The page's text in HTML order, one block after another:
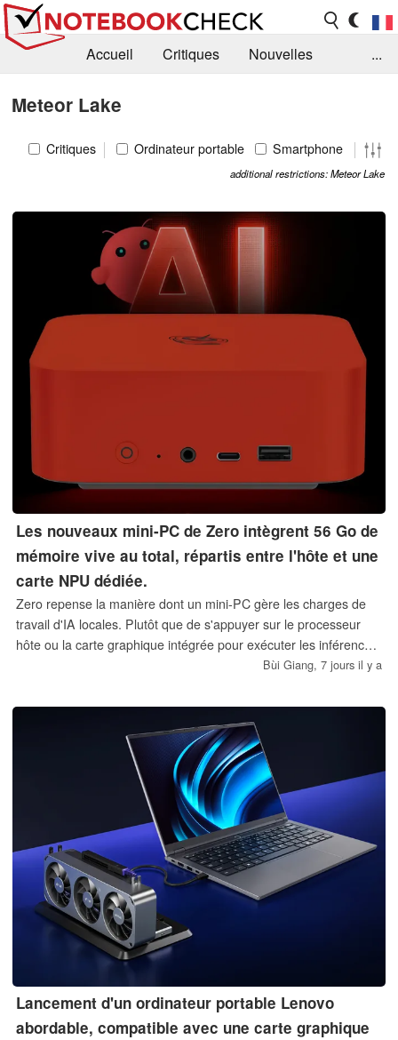
Accueil Critiques
Nouvelles
...
Meteor Lake
Critiques Ordinateur portable Smartphone
additional restrictions: Meteor Lake
Les nouveaux mini-PC de Zero intègrent 56 Go de
mémoire vive au total, répartis entre l'hôte et une
carte NPU dédiée.
Zero repense la manière dont un mini-PC gère les charges de
travail d'IA locales. Plutôt que de s'appuyer sur le processeur
hôte ou la carte graphique intégrée pour exécuter les inférences,
les derniers ordinateurs de bureau de l'entreprise délestent
dotée de sa propre mémoire.
Bùi Giang, 7 jours il y a
Lancement d'un ordinateur portable Lenovo
abordable, compatible avec une carte graphique